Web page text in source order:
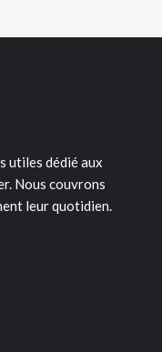
utiles dédié aux
Nous couvrons
leur quotidien.